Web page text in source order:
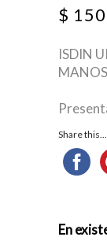
$
ISDIN
Share this...
En